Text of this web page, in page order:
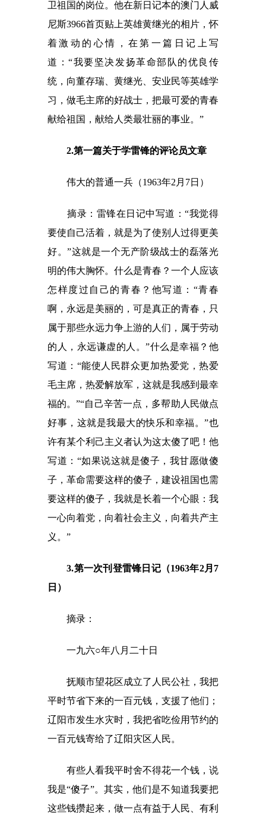
卫祖国的岗位。他在新日记本的澳门人威
尼斯3966首页贴上英雄黄继光的相片，怀
着激动的心情，在第一篇日记上写
道：“我要坚决发扬革命部队的优良传
统，向董存瑞、黄继光、安业民等英雄学
习，做毛主席的好战士，把最可爱的青春
献给祖国，献给人类最壮丽的事业。”
2.第一篇关于学雷锋的评论员文章
伟大的普通一兵（1963年2月7日）
摘录：雷锋在日记中写道：“我觉得
要使自己活着，就是为了使别人过得更美
好。”这就是一个无产阶级战士的磊落光
明的伟大胸怀。什么是青春？一个人应该
怎样度过自己的青春？他写道：“青春
啊，永远是美丽的，可是真正的青春，只
属于那些永远力争上游的人们，属于劳动
的人，永远谦虚的人。”什么是幸福？他
写道：“能使人民群众更加热爱党，热爱
毛主席，热爱解放军，这就是我感到最幸
福的。”“自己辛苦一点，多帮助人民做点
好事，这就是我最大的快乐和幸福。”也
许有某个利己主义者认为这太傻了吧！他
写道：“如果说这就是傻子，我甘愿做傻
子，革命需要这样的傻子，建设祖国也需
要这样的傻子，我就是长着一个心眼：我
一心向着党，向着社会主义，向着共产主
义。”
3.第一次刊登雷锋日记（1963年2月7
日）
摘录：
一九六○年八月二十日
抚顺市望花区成立了人民公社，我把
平时节省下来的一百元钱，支援了他们；
辽阳市发生水灾时，我把省吃俭用节约的
一百元钱寄给了辽阳灾区人民。
有些人看我平时舍不得花一个钱，说
我是“傻子”。其实，他们是不知道我要把
这些钱攒起来，做一点有益于人民、有利